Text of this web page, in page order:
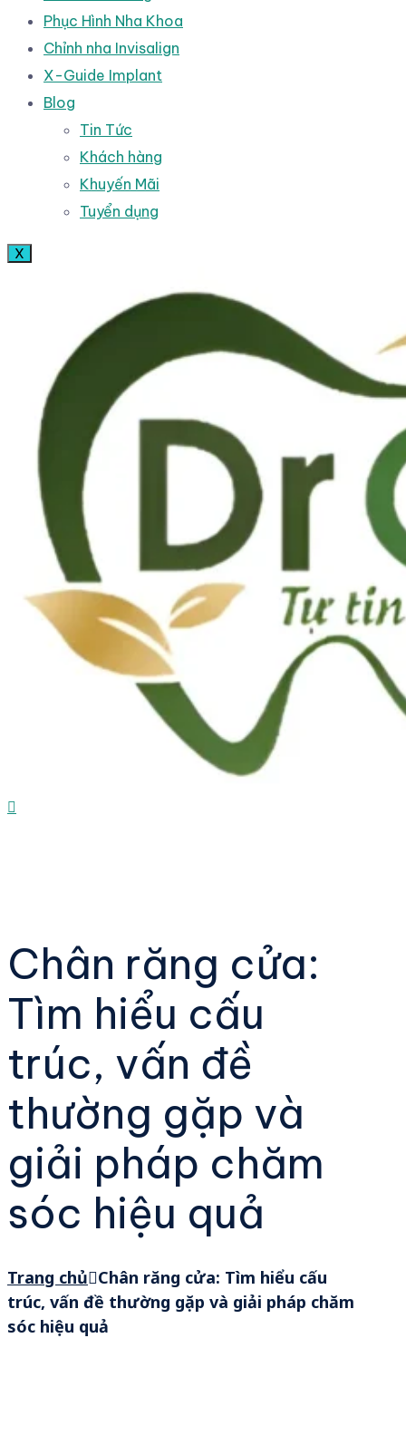
Phục Hình Nha Khoa
Chỉnh nha Invisalign
X-Guide Implant
Blog
Tin Tức
Khách hàng
Khuyến Mãi
Tuyển dụng
X
Chân răng cửa:
Tìm hiểu cấu
trúc, vấn đề
thường gặp và
giải pháp chăm
sóc hiệu quả
Trang chủ Chân răng cửa: Tìm hiểu cấu
trúc, vấn đề thường gặp và giải pháp chăm
sóc hiệu quả